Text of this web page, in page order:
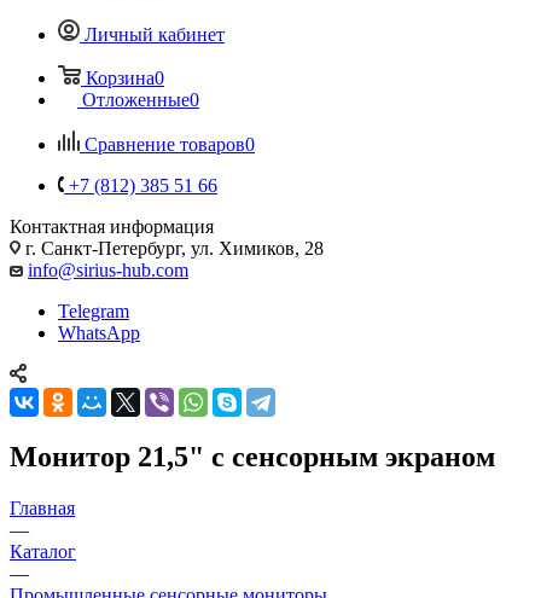
Личный кабинет
Корзина0
Отложенные0
Сравнение товаров0
+7 (812) 385 51 66
Контактная информация
г. Санкт-Петербург, ул. Химиков, 28
info@sirius-hub.com
Telegram
WhatsApp
Монитор 21,5" с сенсорным экраном
Главная
—
Каталог
—